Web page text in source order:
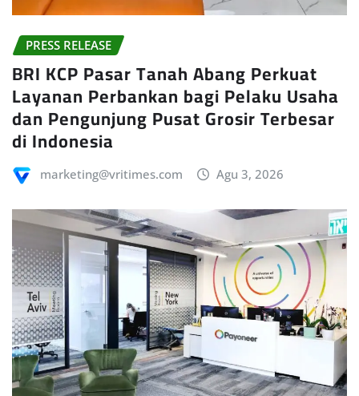
PRESS RELEASE
BRI KCP Pasar Tanah Abang Perkuat
Layanan Perbankan bagi Pelaku Usaha
dan Pengunjung Pusat Grosir Terbesar
di Indonesia
marketing@vritimes.com Agu 3, 2026